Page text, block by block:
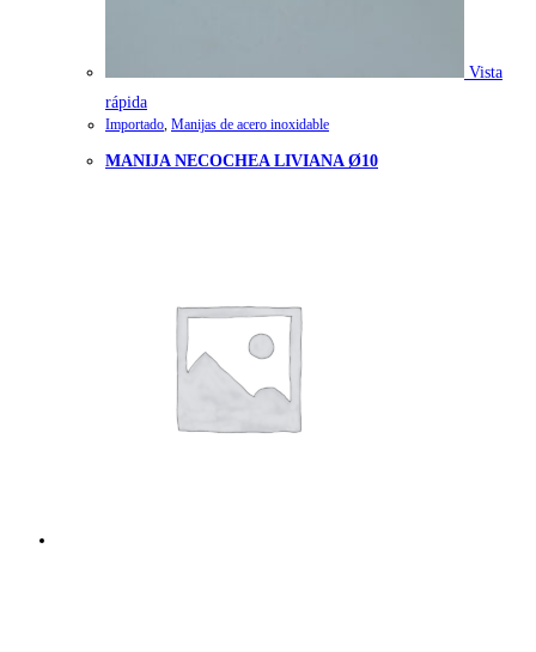
Vista
rápida
Importado, Manijas de acero inoxidable
MANIJA NECOCHEA LIVIANA Ø10